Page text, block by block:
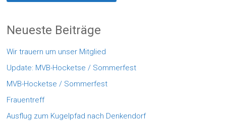
Neueste Beiträge
Wir trauern um unser Mitglied
Update: MVB-Hocketse / Sommerfest
MVB-Hocketse / Sommerfest
Frauentreff
Ausflug zum Kugelpfad nach Denkendorf